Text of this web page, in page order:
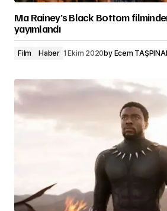
Ma Rainey’s Black Bottom
yayımlandı
Film Haber 1 Ekim 2020by Ecem